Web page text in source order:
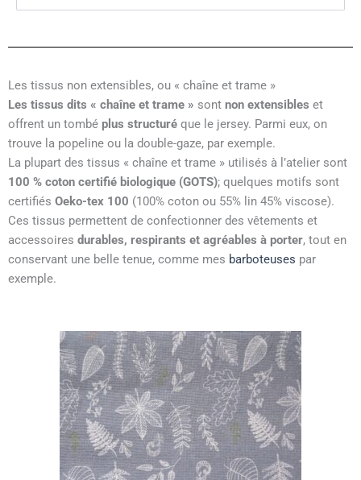
Les tissus non extensibles, ou « chaîne et trame »
Les tissus dits « chaîne et trame » sont non extensibles et
offrent un tombé plus structuré que le jersey. Parmi eux, on
trouve la popeline ou la double-gaze, par exemple.
La plupart des tissus « chaîne et trame » utilisés à l’atelier sont
100 % coton certifié biologique (GOTS); quelques motifs sont
certifiés Oeko-tex 100 (100% coton ou 55% lin 45% viscose).
Ces tissus permettent de confectionner des vêtements et
accessoires durables, respirants et agréables à porter, tout en
conservant une belle tenue, comme mes barboteuses par
exemple.